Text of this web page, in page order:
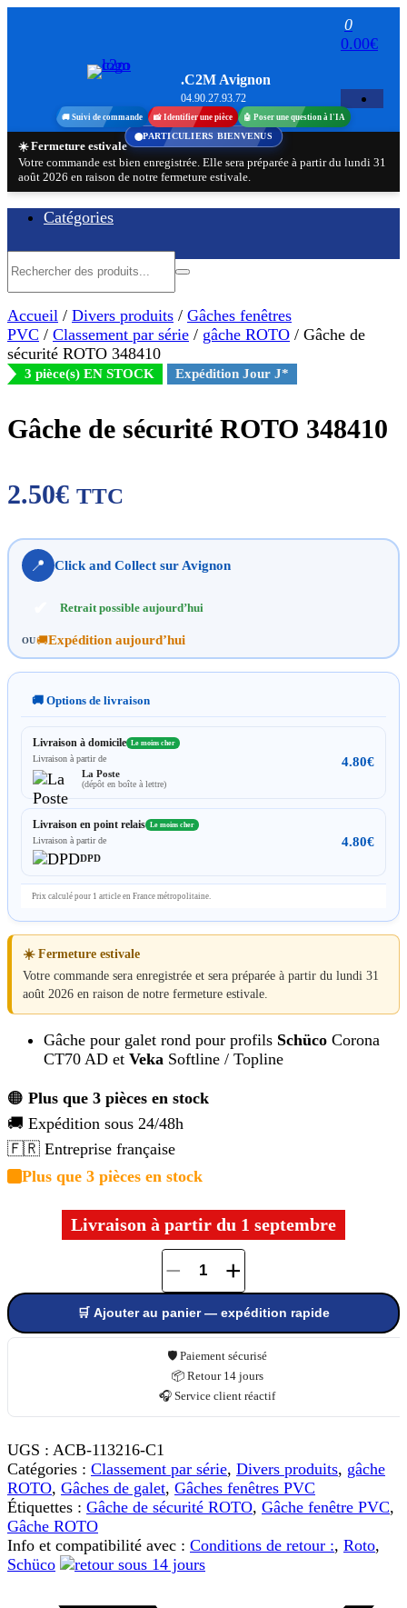
.C2M Avignon
04.90.27.93.72
0
0.00€
🚚 Suivi de commande 📸 Identifier une pièce 🤖 Poser une question à l'IA
☀️ Fermeture estivale
Votre commande est bien enregistrée. Elle sera préparée à partir du lundi 31
août 2026 en raison de notre fermeture estivale.
Catégories
Accueil / Divers produits / Gâches fenêtres
PVC / Classement par série / gâche ROTO / Gâche de
sécurité ROTO 348410
3 pièce(s) EN STOCK Expédition Jour J*
Gâche de sécurité ROTO 348410
2.50€ TTC
📍 Click and Collect sur Avignon
Retrait possible aujourd’hui
OU🚚Expédition aujourd’hui
🚚 Options de livraison
Livraison à domicile Le moins cher
Livraison à partir de
La Poste
(dépôt en boîte à lettre)
4.80€
Livraison en point relais Le moins cher
Livraison à partir de
DPD
4.80€
Prix calculé pour 1 article en France métropolitaine.
☀️ Fermeture estivale
Votre commande sera enregistrée et sera préparée à partir du lundi 31
août 2026 en raison de notre fermeture estivale.
Gâche pour galet rond pour profils Schüco Corona
CT70 AD et Veka Softline / Topline
🟠 Plus que 3 pièces en stock
🚚 Expédition sous 24/48h
🇫🇷 Entreprise française
Plus que 3 pièces en stock
Livraison à partir du 1 septembre
quantité
de
Gâche
de
sécurité
ROTO
348410
− +
🛒 Ajouter au panier — expédition rapide
🛡️ Paiement sécurisé
📦 Retour 14 jours
🎧 Service client réactif
UGS : ACB-113216-C1
Catégories : Classement par série, Divers produits, gâche
ROTO, Gâches de galet, Gâches fenêtres PVC
Étiquettes : Gâche de sécurité ROTO, Gâche fenêtre PVC,
Gâche ROTO
Info et compatibilité avec : Conditions de retour :, Roto,
Schüco
PARTICULIERS BIENVENUS